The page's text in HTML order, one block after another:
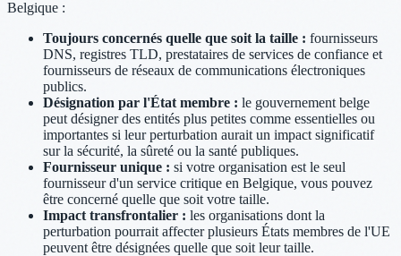
Belgique :
Toujours concernés quelle que soit la taille : fournisseurs
DNS, registres TLD, prestataires de services de confiance et
fournisseurs de réseaux de communications électroniques
publics.
Désignation par l'État membre : le gouvernement belge
peut désigner des entités plus petites comme essentielles ou
importantes si leur perturbation aurait un impact significatif
sur la sécurité, la sûreté ou la santé publiques.
Fournisseur unique : si votre organisation est le seul
fournisseur d'un service critique en Belgique, vous pouvez
être concerné quelle que soit votre taille.
Impact transfrontalier : les organisations dont la
perturbation pourrait affecter plusieurs États membres de l'UE
peuvent être désignées quelle que soit leur taille.